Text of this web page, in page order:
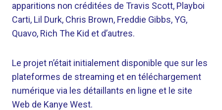
apparitions non créditées de Travis Scott, Playboi
Carti, Lil Durk, Chris Brown, Freddie Gibbs, YG,
Quavo, Rich The Kid et d’autres.
Le projet n’était initialement disponible que sur les
plateformes de streaming et en téléchargement
numérique via les détaillants en ligne et le site
Web de Kanye West.